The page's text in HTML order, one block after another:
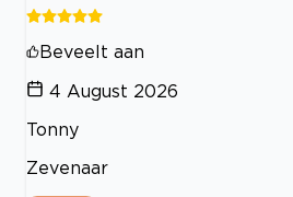
Beveelt aan
4 August 2026
Tonny
Zevenaar